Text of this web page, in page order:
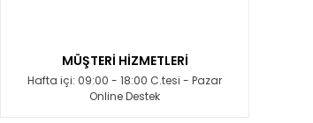
MÜŞTERİ HİZMETLERİ
Hafta içi: 09:00 - 18:00 C.tesi - Pazar
Online Destek